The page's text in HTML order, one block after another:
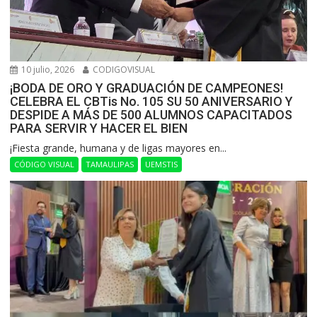
10 julio, 2026 CODIGOVISUAL
¡BODA DE ORO Y GRADUACIÓN DE CAMPEONES!
CELEBRA EL CBTis No. 105 SU 50 ANIVERSARIO Y
DESPIDE A MÁS DE 500 ALUMNOS CAPACITADOS
PARA SERVIR Y HACER EL BIEN
​¡Fiesta grande, humana y de ligas mayores en...
CÓDIGO VISUAL TAMAULIPAS UEMSTIS